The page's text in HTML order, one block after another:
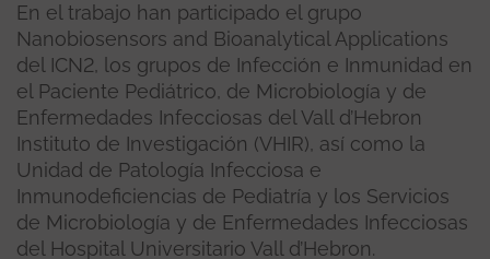
En el trabajo han participado el grupo
Nanobiosensors and Bioanalytical Applications
del ICN2, los grupos de Infección e Inmunidad en
el Paciente Pediátrico, de Microbiología y de
Enfermedades Infecciosas del Vall d’Hebron
Instituto de Investigación (VHIR), así como la
Unidad de Patología Infecciosa e
Inmunodeficiencias de Pediatría y los Servicios
de Microbiología y de Enfermedades Infecciosas
del Hospital Universitario Vall d’Hebron.